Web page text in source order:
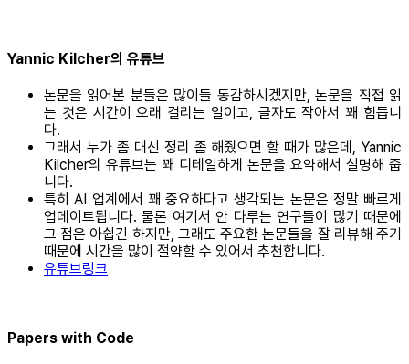
Yannic Kilcher의 유튜브
논문을 읽어본 분들은 많이들 동감하시겠지만, 논문을 직접 읽
는 것은 시간이 오래 걸리는 일이고, 글자도 작아서 꽤 힘듭니
다.
그래서 누가 좀 대신 정리 좀 해줬으면 할 때가 많은데, Yannic
Kilcher의 유튜브는 꽤 디테일하게 논문을 요약해서 설명해 줍
니다.
특히 AI 업계에서 꽤 중요하다고 생각되는 논문은 정말 빠르게
업데이트됩니다. 물론 여기서 안 다루는 연구들이 많기 때문에
그 점은 아쉽긴 하지만, 그래도 주요한 논문들을 잘 리뷰해 주기
때문에 시간을 많이 절약할 수 있어서 추천합니다.
유튜브링크
Papers with Code